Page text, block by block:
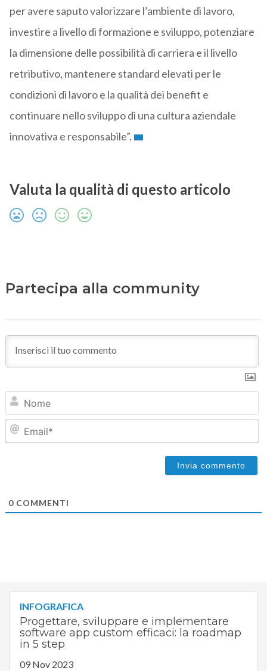
per avere saputo valorizzare l’ambiente di lavoro,
investire a livello di formazione e sviluppo, potenziare
la dimensione delle possibilità di carriera e il livello
retributivo, mantenere standard elevati per le
condizioni di lavoro e la qualità dei benefit e
continuare nello sviluppo di una cultura aziendale
innovativa e responsabile”.
Valuta la qualità di questo articolo
Partecipa alla community
0COMMENTI
INFOGRAFICA
Progettare, sviluppare e implementare
software app custom efficaci: la roadmap
in 5 step
09 Nov 2023